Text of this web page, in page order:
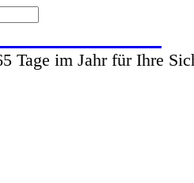
Tage im Jahr für Ihre